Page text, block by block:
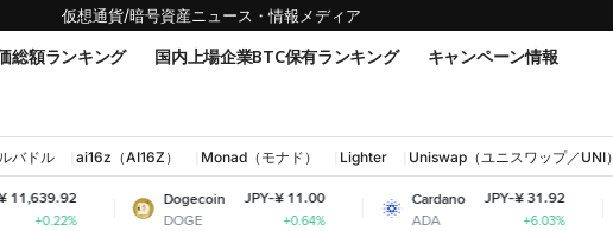
仮想通貨/暗号資産ニュース・情報メディア
総額ランキング 国内上場企業BTC保有ランキング キャンペーン情報
バドル ai16z（AI16Z） Monad（モナド） Lighter Uniswap（ユニスワップ／UNI）
Dogecoin
DOGE
JPY-¥ 11.00
+0.64%
Cardano
ADA
JPY-¥ 31.92
+6.03%
Shiba Inu
SHIB